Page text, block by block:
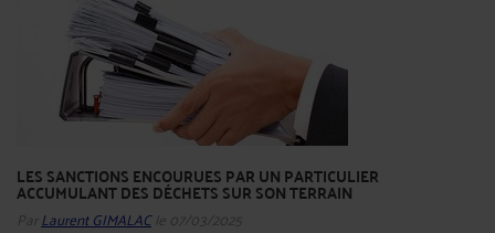
LES SANCTIONS ENCOURUES PAR UN PARTICULIER
ACCUMULANT DES DÉCHETS SUR SON TERRAIN
Par Laurent GIMALACle 07/03/2025